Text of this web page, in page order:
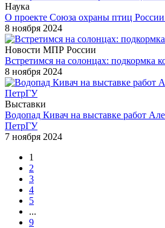
Наука
О проекте Союза охраны птиц
8 ноября 2024
Новости МПР России
Встретимся на солонцах: подкормка
8 ноября 2024
Выставки
Водопад Кивач на выставке работ
ПетрГУ
7 ноября 2024
1
2
3
4
5
...
9